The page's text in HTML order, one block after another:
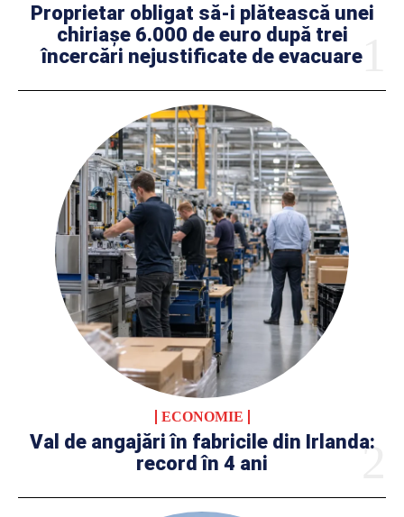
Proprietar obligat să-i plătească unei
chiriașe 6.000 de euro după trei
încercări nejustificate de evacuare
ECONOMIE
Val de angajări în fabricile din Irlanda:
record în 4 ani